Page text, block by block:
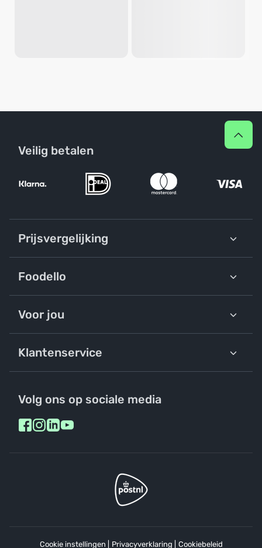
Veilig betalen
Prijsvergelijking
Foodello
Voor jou
Klantenservice
Volg ons op sociale media
Cookie instellingen Privacyverklaring Cookiebeleid